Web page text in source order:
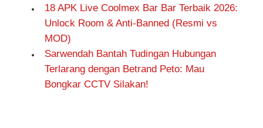
18 APK Live Coolmex Bar Bar Terbaik 2026:
Unlock Room & Anti-Banned (Resmi vs
MOD)
Sarwendah Bantah Tudingan Hubungan
Terlarang dengan Betrand Peto: Mau
Bongkar CCTV Silakan!